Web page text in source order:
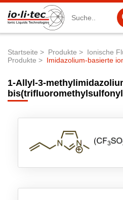
Produktsuche
Ionische Flüssigkeiten
Batteriematerialien
Pfadnavigation
Startseite Produkte Ionische
Produkte
Imidazolium-basierte
1-Allyl-3-